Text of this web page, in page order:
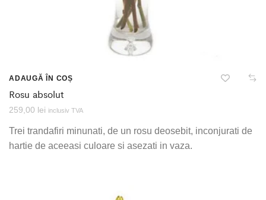
ADAUGĂ ÎN COȘ
Rosu absolut
259,00 lei inclusiv TVA
Trei trandafiri minunati, de un rosu deosebit, inconjurati de
hartie de aceeasi culoare si asezati in vaza.